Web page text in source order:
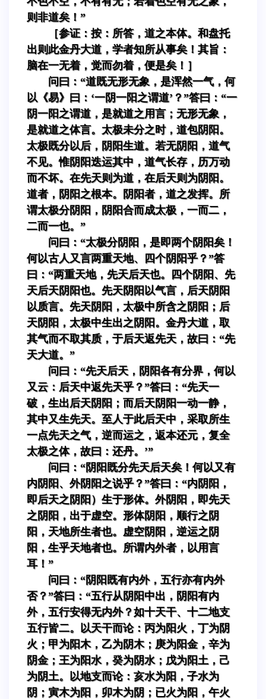
则非道矣！”
［参证：按：所答，道之本体。和盘托
出则此金丹大道，学者知所从事矣！其旨：
脑在一无着，觉而勿着，便是矣！］
问曰：“道既无形无象，是浑然一气，何
以《易》曰：‘一阴一阳之谓道’？”答曰：“一
阴一阳之谓道，是就道之用言；无形无象，
是就道之体言。太极未分之时，道包阴阳。
太极既分以后，阴阳生道。若无阴阳，道气
不见。惟阴阳迭运其中，道气长存，历万动
而不坏。在先天则为道，在后天则为阴阳。
道者，阴阳之根本。阴阳者，道之发挥。所
谓太极分阴阳，阴阳合而成太极，一而二，
二而一也。”
问曰：“太极分阴阳，是即两个阴阳矣！
何以古人又言两重天地、四个阴阳乎？”答
曰：“两重天地，先天后天也。四个阴阳、先
天后天阴阳也。先天阴阳以气言，后天阴阳
以质言。先天阴阳，太极中所含之阴阳；后
天阴阳，太极中生出之阴阳。金丹大道，取
其气而不取其质，于后天返先天，故曰：“先
天大道。”
问曰：“先天后天，阴阳各有分界，何以
又云：后天中返先天乎？”答曰：“先天一
破，生出后天阴阳；而后天阴阳一动一静，
其中又生先天。至人于此后天中，采取所生
一点先天之气，逆而运之，返本还元，复全
太极之体，故曰：还丹。’”
问曰：“阴阳既分先天后天矣！何以又有
内阴阳、外阴阳之说乎？”答曰：“内阴阳，
即后天之阴阳）生于形体。外阴阳，即先天
之阴阳，出于虚空。形体阴阳，顺行之阴
阳，天地所生者也。虚空阴阳，逆运之阴
阳，生乎天地者也。所谓内外者，以用言
耳！”
问曰：“阴阳既有内外，五行亦有内外
否？”答曰：“五行从阴阳中出，阴阳有内
外，五行安得无内外？如十天干、十二地支
五行皆二。以天干而论：丙为阳火，丁为阴
火；甲为阳木，乙为阴木；庚为阳金，辛为
阴金；王为阳水，癸为阴水；戊为阳土，己
为阴土。以地支而论：亥水为阳，子水为
阴；寅木为阳，卯木为阴；已火为阳，午火